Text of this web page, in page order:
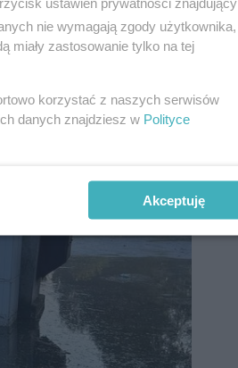
nie wymagają zgody użytkownika,
miały zastosowanie tylko na tej
korzystać z naszych serwisów
danych znajdziesz w Polityce
Akceptuję